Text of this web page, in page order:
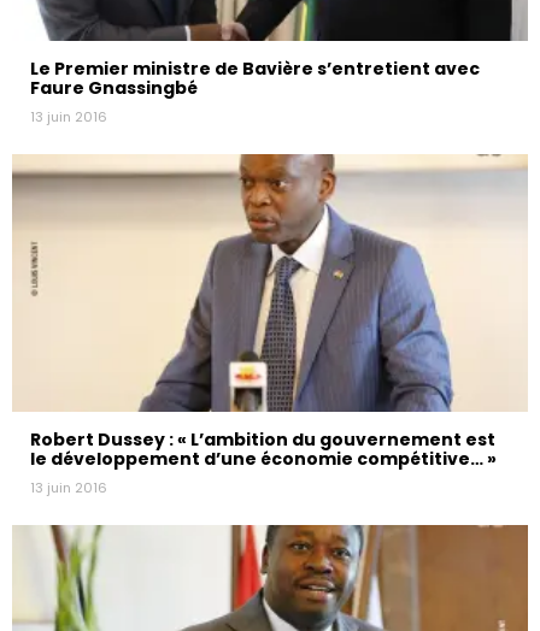
Le Premier ministre de Bavière s’entretient avec
Faure Gnassingbé
13 juin 2016
Robert Dussey : « L’ambition du gouvernement est
le développement d’une économie compétitive… »
13 juin 2016